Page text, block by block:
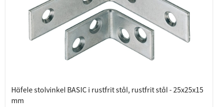
Häfele stolvinkel BASIC i rustfrit stål, rustfrit stål - 25x25x15
mm